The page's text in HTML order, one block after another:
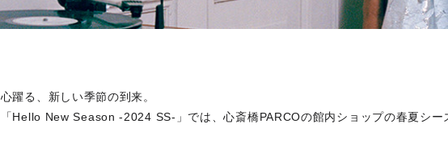
心躍る、新しい季節の到来。
「Hello New Season -2024 SS-」では、心斎橋PARCOの館内ショップの春夏シー